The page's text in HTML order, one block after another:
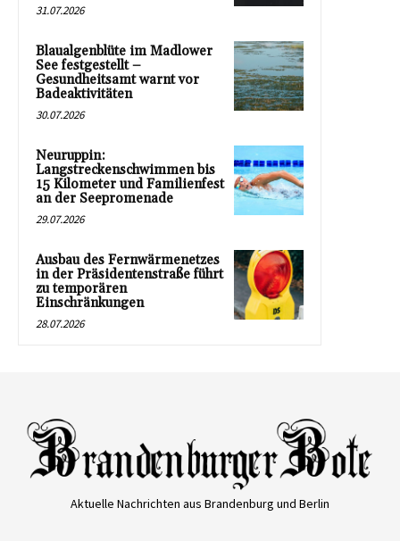
31.07.2026
Blaualgenblüte im Madlower
See festgestellt –
Gesundheitsamt warnt vor
Badeaktivitäten
30.07.2026
Neuruppin:
Langstreckenschwimmen bis
15 Kilometer und Familienfest
an der Seepromenade
29.07.2026
Ausbau des Fernwärmenetzes
in der Präsidentenstraße führt
zu temporären
Einschränkungen
28.07.2026
Aktuelle Nachrichten aus Brandenburg und Berlin